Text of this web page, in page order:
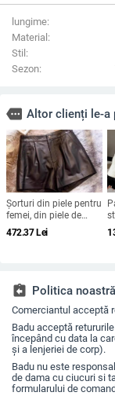
lungime:
Material:
Stil:
Sezon:
more Altor clienți le-a
Șorturi din piele pentru
femei, din piele de
capră, blană naturală,
talie înaltă, lungime
472.37Lei
assignment_return Politica
Comerciantul acceptă
Badu acceptă
începând cu data la
și a lenjeriei de corp).
Badu nu este
de dama cu ciucuri si
formularului de